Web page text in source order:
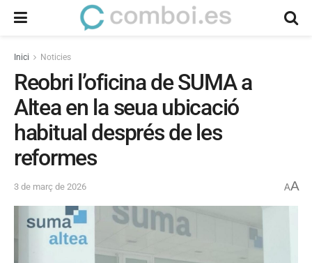
Inici Noticies
Reobri l’oficina de SUMA a
Altea en la seua ubicació
habitual després de les
reformes
3 de març de 2026 AA